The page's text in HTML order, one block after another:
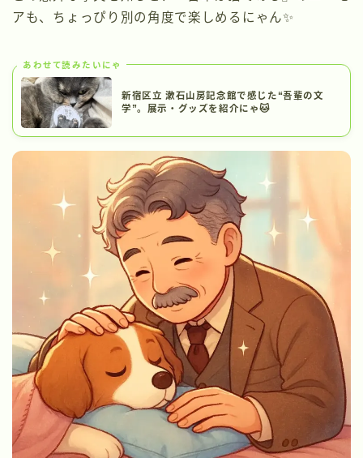
アも、ちょっぴり別の角度で楽しめるにゃん✨
あわせて読みたいにゃ
新宿区立 漱石山房記念館で感じた“吾輩の文
学”。展示・グッズを紹介にゃ🐱